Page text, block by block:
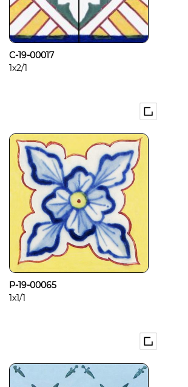
C-19-00017
1x2/1
P-19-00065
1x1/1